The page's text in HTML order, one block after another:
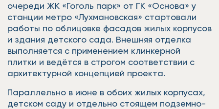
очереди ЖК «Гоголь парк» от ГК «Основа» у
станции метро «Лухмановская» стартовали
работы по облицовке фасадов жилых корпусов
и здания детского сада. Внешняя отделка
выполняется с применением клинкерной
плитки и ведётся в строгом соответствии с
архитектурной концепцией проекта.
Параллельно в июне в обоих жилых корпусах,
детском саду и отдельно стоящем подземно-